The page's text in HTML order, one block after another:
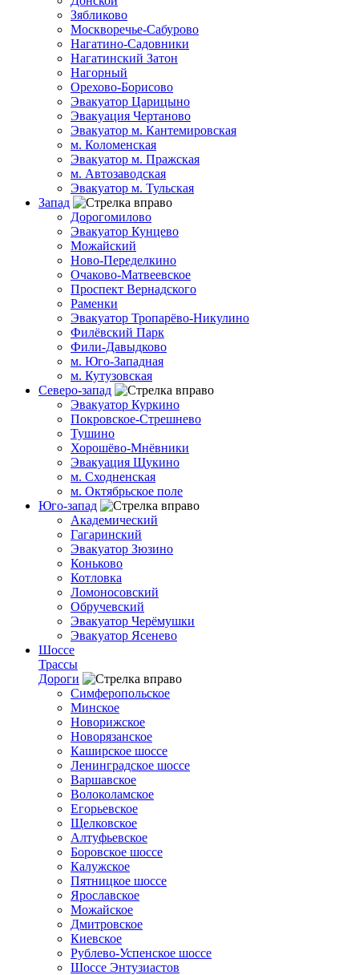
Зябликово
Москворечье-Сабурово
Нагатино-Садовники
Нагатинский Затон
Нагорный
Орехово-Борисово
Эвакуатор Царицыно
Эвакуация Чертаново
Эвакуатор м. Кантемировская
м. Коломенская
Эвакуатор м. Пражская
м. Автозаводская
Эвакуатор м. Тульская
Запад
Дорогомилово
Эвакуатор Кунцево
Можайский
Ново-Переделкино
Очаково-Матвеевское
Проспект Вернадского
Раменки
Эвакуатор Тропарёво-Никулино
Филёвский Парк
Фили-Давыдково
м. Юго-Западная
м. Кутузовская
Северо-запад
Эвакуатор Куркино
Покровское-Стрешнево
Тушино
Хорошёво-Мнёвники
Эвакуация Щукино
м. Сходненская
м. Октябрьское поле
Юго-запад
Академический
Гагаринский
Эвакуатор Зюзино
Коньково
Котловка
Ломоносовский
Обручевский
Эвакуатор Черёмушки
Эвакуатор Ясенево
Шоссе
Трассы
Дороги
Симферопольское
Минское
Новорижское
Новорязанское
Каширское шоссе
Ленинградское шоссе
Варшавское
Волоколамское
Егорьевское
Щелковское
Алтуфьевское
Боровское шоссе
Калужское
Пятницкое шоссе
Ярославское
Можайское
Дмитровское
Киевское
Рублево-Успенское шоссе
Шоссе Энтузиастов